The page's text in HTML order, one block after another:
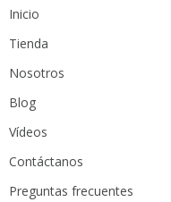
Inicio
Tienda
Nosotros
Blog
Vídeos
Contáctanos
Preguntas frecuentes